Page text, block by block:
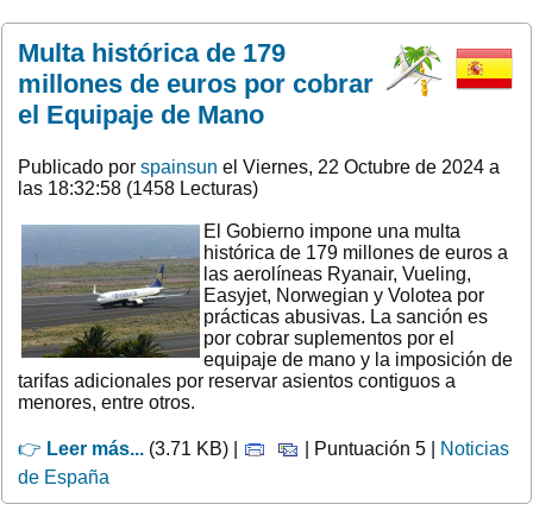
Multa histórica de 179
millones de euros por cobrar
el Equipaje de Mano
Publicado por spainsun el Viernes, 22 Octubre de 2024 a
las 18:32:58 (1458 Lecturas)
El Gobierno impone una multa
histórica de 179 millones de euros a
las aerolíneas Ryanair, Vueling,
Easyjet, Norwegian y Volotea por
prácticas abusivas. La sanción es
por cobrar suplementos por el
equipaje de mano y la imposición de
tarifas adicionales por reservar asientos contiguos a
menores, entre otros.
👉 Leer más... (3.71 KB) | | Puntuación 5 |
Noticias
de España